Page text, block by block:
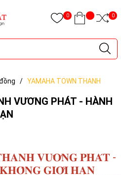
0 0
/ YAMAHA TOWN THANH
VƯƠNG PHÁT - HÀNH
𝐕𝐔̛𝐎̛𝐍𝐆 𝐏𝐇𝐀́𝐓 -
𝐆𝐈𝐎̛́𝐈 𝐇𝐀̣𝐍